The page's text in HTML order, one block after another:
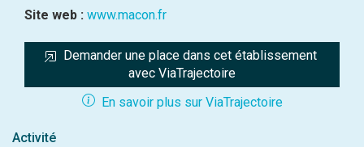
Site web : www.macon.fr
Demander une place dans cet établissement
avec ViaTrajectoire
En savoir plus sur ViaTrajectoire
Activité